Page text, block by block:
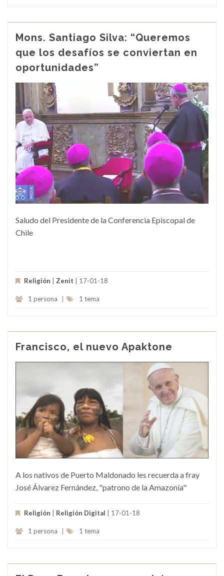
Mons. Santiago Silva: “Queremos
que los desafíos se conviertan en
oportunidades”
Saludo del Presidente de la Conferencia Episcopal de
Chile
Religión Zenit | 17-01-18
1 persona 1 tema
Francisco, el nuevo Apaktone
A los nativos de Puerto Maldonado les recuerda a fray
José Álvarez Fernández, "patrono de la Amazonía"
Religión Religión Digital | 17-01-18
1 persona 1 tema